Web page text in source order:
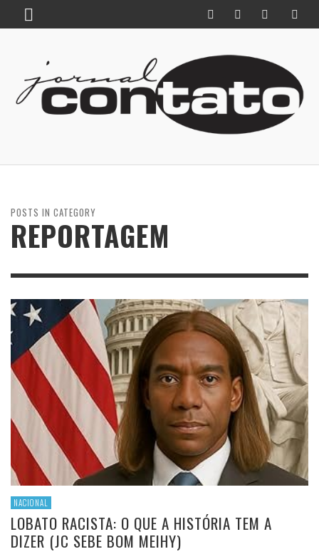
POSTS IN CATEGORY
REPORTAGEM
NACIONAL
LOBATO RACISTA: O QUE A HISTÓRIA TEM A
DIZER (JC SEBE BOM MEIHY)